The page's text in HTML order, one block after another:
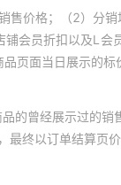
价格；（2）分
会员折扣以及L
面当日展示的
的曾经展示过的销
终以订单结算页价